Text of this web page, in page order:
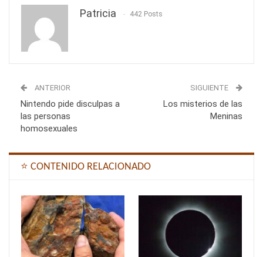
Patricia 442 Posts
ANTERIOR
Nintendo pide disculpas a
las personas
homosexuales
SIGUIENTE
Los misterios de las
Meninas
⭐ CONTENIDO RELACIONADO